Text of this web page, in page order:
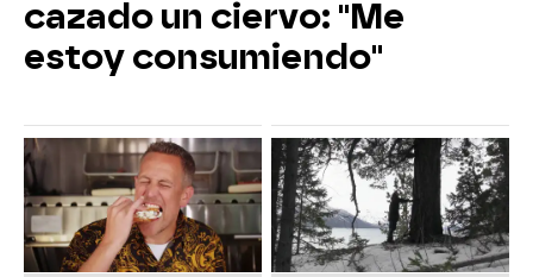
cazado un ciervo: "Me
estoy consumiendo"